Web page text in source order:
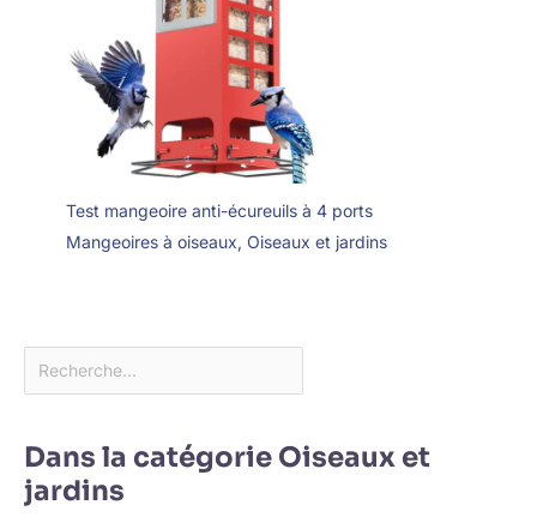
Test mangeoire anti-écureuils à 4 ports
Mangeoires à oiseaux, Oiseaux et jardins
Dans la catégorie Oiseaux et
jardins